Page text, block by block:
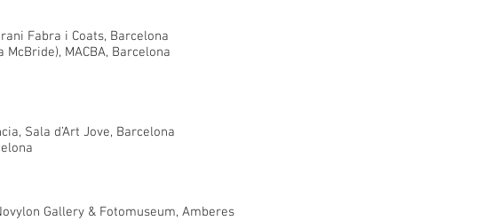
Fabra i Coats, Barcelona
MACBA, Barcelona
Sala d’Art Jove, Barcelona
Gallery & Fotomuseum, Amberes